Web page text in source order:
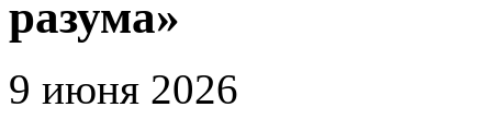
разума»
9 июня 2026